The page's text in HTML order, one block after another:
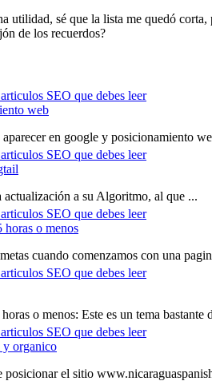
utilidad, sé que la lista me quedó
de los recuerdos?
web
en google y posicionamiento
actualización a su Algoritmo, al que ...
horas o menos
cuando comenzamos con una
o menos: Este es un tema bastante
y organico
posicionar el sitio